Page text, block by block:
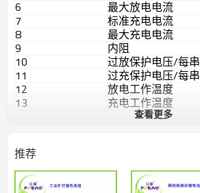
6
最大放电电流
7
标准充电电流
8
最大充电电流
9
内阻
10
过放保护电压/每串
11
过充保护电压/每串
12
放电工作温度
13
充电工作温度
存储温度
16
17
查看更多
推荐